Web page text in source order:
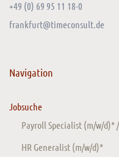
+49 (0) 69 95 11 18-0
frankfurt@timeconsult.de
Navigation
Jobsuche
Payroll Specialist (m/w/
HR Generalist (m/w/d)*